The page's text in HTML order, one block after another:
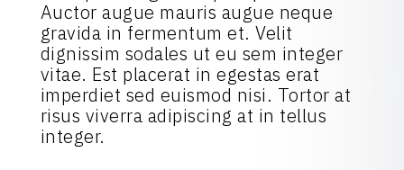
Auctor augue mauris augue neque
gravida in fermentum et. Velit
dignissim sodales ut eu sem integer
vitae. Est placerat in egestas erat
imperdiet sed euismod nisi. Tortor at
risus viverra adipiscing at in tellus
integer.